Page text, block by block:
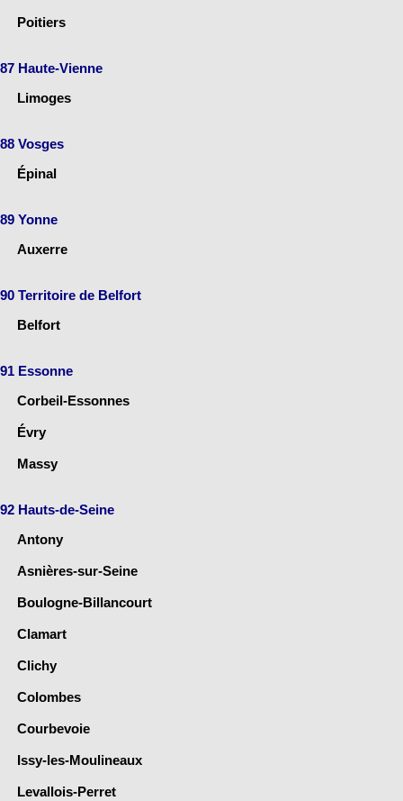
Poitiers
87 Haute-Vienne
Limoges
88 Vosges
Épinal
89 Yonne
Auxerre
90 Territoire de Belfort
Belfort
91 Essonne
Corbeil-Essonnes
Évry
Massy
92 Hauts-de-Seine
Antony
Asnières-sur-Seine
Boulogne-Billancourt
Clamart
Clichy
Colombes
Courbevoie
Issy-les-Moulineaux
Levallois-Perret